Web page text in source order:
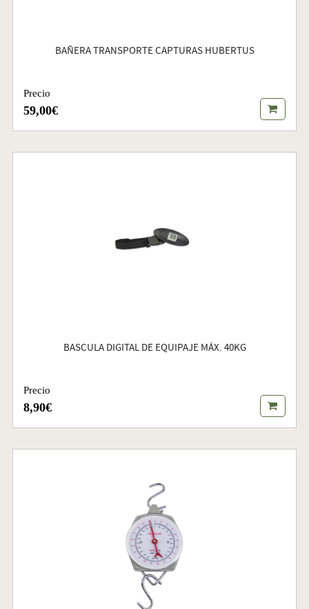
BAÑERA TRANSPORTE CAPTURAS HUBERTUS
Precio
59,00€
BASCULA DIGITAL DE EQUIPAJE MÁX. 40KG
Precio
8,90€